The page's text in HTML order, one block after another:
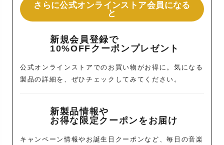
さらに公式オンラインストア会員になる
と
新規会員登録で
10%OFFクーポンプレゼント
公式オンラインストアでのお買い物がお得に。気になる
製品の詳細を、ぜひチェックしてみてください。
新製品情報や
お得な限定クーポンをお届け
キャンペーン情報やお誕生日クーポンなど、毎日の音楽